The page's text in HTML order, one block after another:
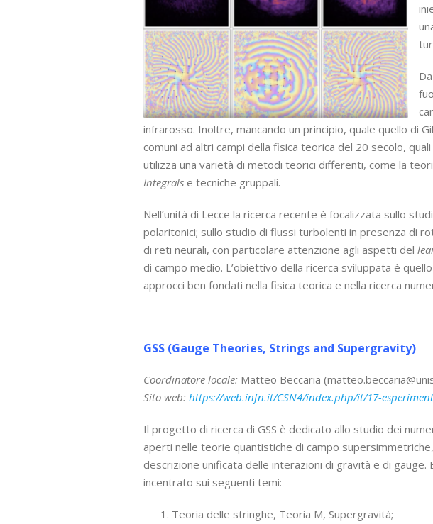
infrarosso. Inoltre, mancando un principio, quale quello di
comuni ad altri campi della fisica teorica del 20 secolo,
utilizza una varietà di metodi teorici differenti, come la
Integrals e tecniche gruppali.
Nell’unità di Lecce la ricerca recente è focalizzata sullo
polaritonici; sullo studio di flussi turbolenti in presenza di
di reti neurali, con particolare attenzione agli aspetti del
di campo medio. L’obiettivo della ricerca sviluppata è
approcci ben fondati nella fisica teorica e nella ricerca
GSS (Gauge Theories, Strings and Supergravity)
Coordinatore locale: Matteo Beccaria
Sito web: https://web.infn.it/CSN4/index.php/it/17-
Il progetto di ricerca di GSS è dedicato allo studio dei
aperti nelle teorie quantistiche di campo
descrizione unificata delle interazioni di gravità e di gauge.
incentrato sui seguenti temi:
Teoria delle stringhe, Teoria M, Supergravità;